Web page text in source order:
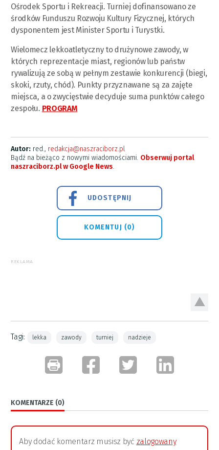
Ośrodek Sportu i Rekreacji. Turniej dofinansowano ze
środków Funduszu Rozwoju Kultury Fizycznej, których
dysponentem jest Minister Sportu i Turystki.
Wielomecz lekkoatletyczny to drużynowe zawody, w
których reprezentacje miast, regionów lub państw
rywalizują ze sobą w pełnym zestawie konkurencji (biegi,
skoki, rzuty, chód). Punkty przyznawane są za zajęte
miejsca, a o zwycięstwie decyduje suma punktów całego
zespołu. PROGRAM
Autor: red., redakcja@naszraciborz.pl
Bądź na bieżąco z nowymi wiadomościami. Obserwuj portal
naszraciborz.pl w Google News.
UDOSTĘPNIJ
KOMENTUJ (0)
REKLAMA
Tagi: lekka zawody turniej nadzieje
KOMENTARZE (0)
Aby dodać komentarz musisz być zalogowany